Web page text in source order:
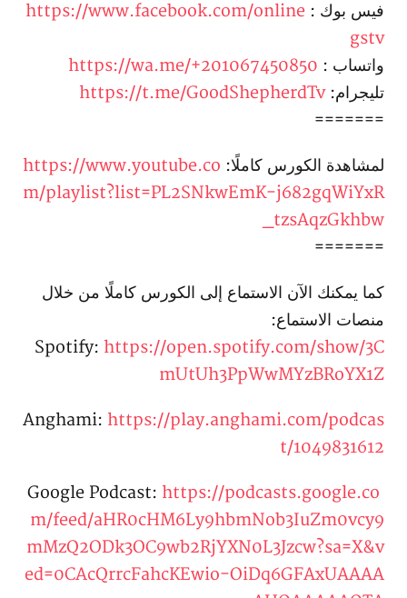
فيس بوك : https://www.facebook.com/online
gstv
واتساب : https://wa.me/+201067450850
تليجرام:https://t.me/GoodShepherdTv
=======
لمشاهدة الكورس كاملًا: https://www.youtube.co
m/playlist?list=PL2SNkwEmK-j682gqWiYxR
_tzsAqzGkhbw
=======
كما يمكنك الآن الاستماع إلى الكورس كاملًا من خلال
منصات الاستماع:
Spotify: https://open.spotify.com/show/3C
mUtUh3PpWwMYzBRoYX1Z
Anghami: https://play.anghami.com/podcas
t/1049831612
https://podcasts.google.co
m/feed/aHR0cHM6Ly9hbmNob3IuZm0vcy9
mMzQ2ODk3OC9wb2RjYXN0L3Jzcw?sa=X&v
ed=0CAcQrrcFahcKEwio-OiDq6GFAxUAAAA